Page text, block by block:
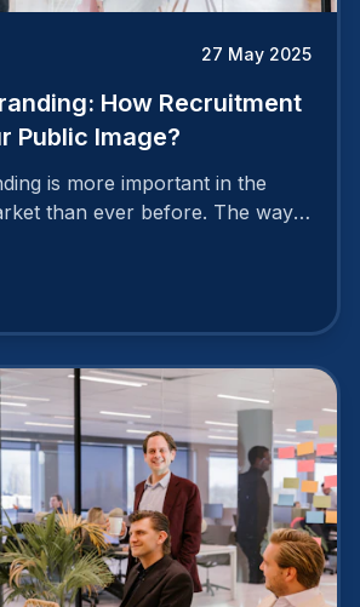
27 May 2025
How Recruitment
Public Image?
is more important in the
than ever before. The way